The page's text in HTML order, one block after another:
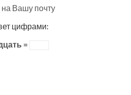
на Вашу почту
цифрами:
=